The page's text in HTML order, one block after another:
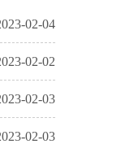
02-04
02-02
02-03
02-03